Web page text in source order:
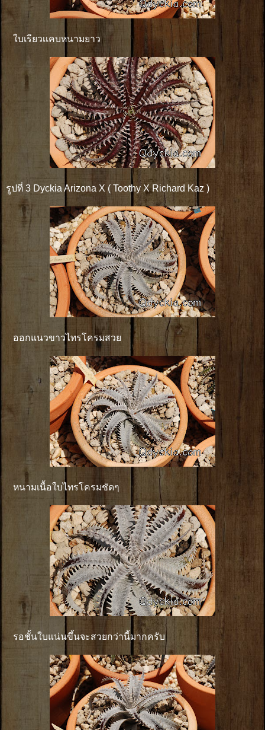
ใบเรียวเเคบหนามยาว
รูปที่ 3 Dyckia Arizona X ( Toothy X Richard Kaz )
ออกแนวขาวไทรโครมสวย
หนามเนื้อใบไทรโครมชัดๆ
รอชั้นใบแน่นขึ้นจะสวยกว่านี้มากครับ